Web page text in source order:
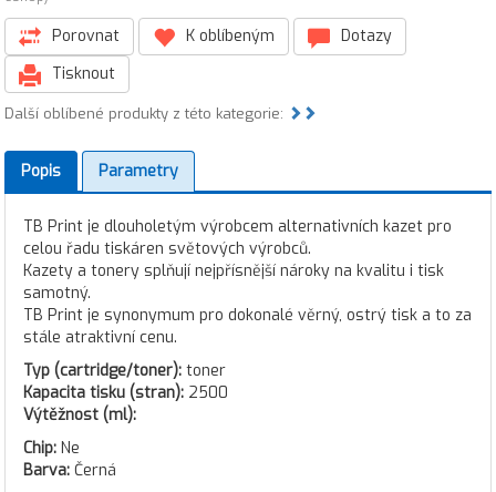
Porovnat K oblíbeným
Dotazy
Tisknout
Další oblíbené produkty z této kategorie:
Popis Parametry
TB Print je dlouholetým výrobcem alternativních kazet pro
celou řadu tiskáren světových výrobců.
Kazety a tonery splňují nejpřísnější nároky na kvalitu i tisk
samotný.
TB Print je synonymum pro dokonalé věrný, ostrý tisk a to za
stále atraktivní cenu.
Typ (cartridge/toner): toner
Kapacita tisku (stran): 2500
Výtěžnost (ml):
Chip: Ne
Barva: Černá